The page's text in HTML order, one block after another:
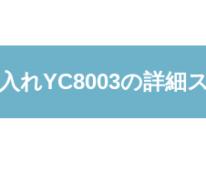
れYC8003の詳細